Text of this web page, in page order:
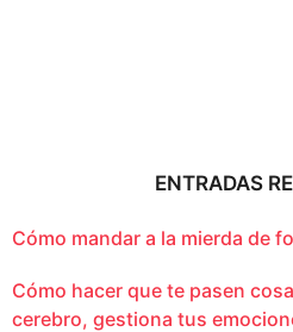
ENTRADAS
Cómo mandar a la mierda de
Cómo hacer que te pasen
cerebro, gestiona tus